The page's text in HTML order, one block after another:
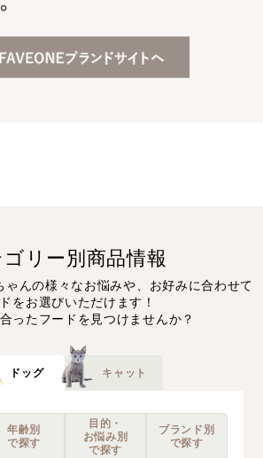
ゴリー別商品情報
ゃんの様々なお悩みや、お好みに合わせて
をお選びいただけます！
ったフードを見つけませんか？
ドッグ キャット
年齢別
で探す
目的・
お悩み別
で探す
ブランド別
で探す